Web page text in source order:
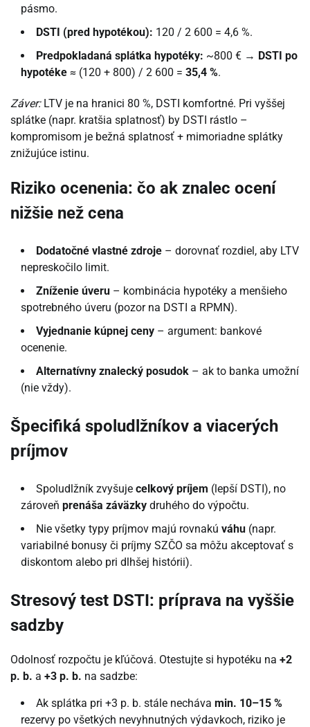
pásmo.
DSTI (pred hypotékou): 120 / 2 600 = 4,6 %.
Predpokladaná splátka hypotéky: ~800 € → DSTI po
hypotéke ≈ (120 + 800) / 2 600 = 35,4 %.
Záver:LTV je na hranici 80 %, DSTI komfortné. Pri vyššej
splátke (napr. kratšia splatnosť) by DSTI rástlo –
kompromisom je bežná splatnosť + mimoriadne splátky
znižujúce istinu.
Riziko ocenenia: čo ak znalec ocení
nižšie než cena
Dodatočné vlastné zdroje – dorovnať rozdiel, aby LTV
nepreskočilo limit.
Zníženie úveru – kombinácia hypotéky a menšieho
spotrebného úveru (pozor na DSTI a RPMN).
Vyjednanie kúpnej ceny – argument: bankové
ocenenie.
Alternatívny znalecký posudok – ak to banka umožní
(nie vždy).
Špecifiká spoludlžníkov a viacerých
príjmov
Spoludlžník zvyšuje celkový príjem (lepší DSTI), no
zároveň prenáša záväzky druhého do výpočtu.
Nie všetky typy príjmov majú rovnakú váhu (napr.
variabilné bonusy či príjmy SZČO sa môžu akceptovať s
diskontom alebo pri dlhšej histórii).
Stresový test DSTI: príprava na vyššie
sadzby
Odolnosť rozpočtu je kľúčová. Otestujte si hypotéku na +2
p. b. a +3 p. b. na sadzbe:
Ak splátka pri +3 p. b. stále necháva min. 10–15 %
rezervy po všetkých nevyhnutných výdavkoch, riziko je